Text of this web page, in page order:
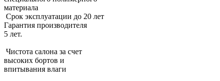
материала
Срок эксплуатации до 20 лет
Гарантия производителя
5 лет.
Чистота салона за счет
высоких бортов и
впитывания влаги